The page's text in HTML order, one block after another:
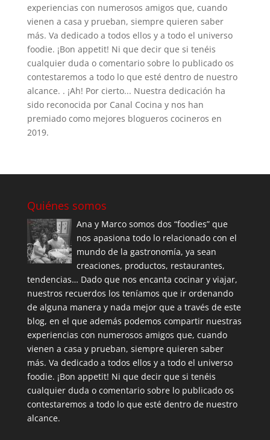
experiencias con numerosos amigos que, cuando
vienen a casa y prueban, siempre quieren saber
más. Va dedicado a todos ellos y a todo el universo
foodie. ¡Bon appetit! Ni que decir que si tenéis
cualquier duda o comentario sobre lo publicado os
contestaremos a todo lo que esté dentro de nuestro
alcance. . ¡Ah! Por cierto... Nuestra dedicación ha
sido reconocida por Canal Cocina y nos han
premiado como mejores blogueros cocineros en
2019.
Quiénes somos
Ana y Marco somos dos “foodies” que
nos apasiona todo lo relacionado con el
mundo de la gastronomía, ya sean
creaciones, productos, restaurantes,
tendencias… Dado que nos encanta cocinar y viajar,
nuestros recuerdos los teníamos que ir ordenando
de alguna manera y nada mejor que a través de este
blog, en el que además podemos compartir nuestras
experiencias con numerosos amigos que, cuando
vienen a casa y prueban, siempre quieren saber
más. Va dedicado a todos ellos y a todo el universo
foodie. ¡Bon appetit! Ni que decir que si tenéis
cualquier duda o comentario sobre lo publicado os
contestaremos a todo lo que esté dentro de nuestro
alcance.